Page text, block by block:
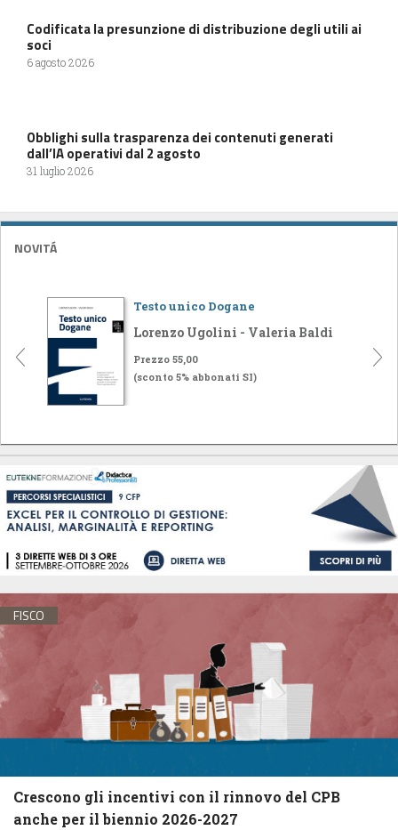
Codificata la presunzione di distribuzione degli utili ai
soci
6 agosto 2026
Obblighi sulla trasparenza dei contenuti generati
dall’IA operativi dal 2 agosto
31 luglio 2026
NOVITÁ
Testo unico Dogane
Lorenzo Ugolini - Valeria Baldi
Prezzo 55,00
(sconto 5% abbonati SI)
FISCO
Crescono gli incentivi con il rinnovo del CPB
anche per il biennio 2026-2027